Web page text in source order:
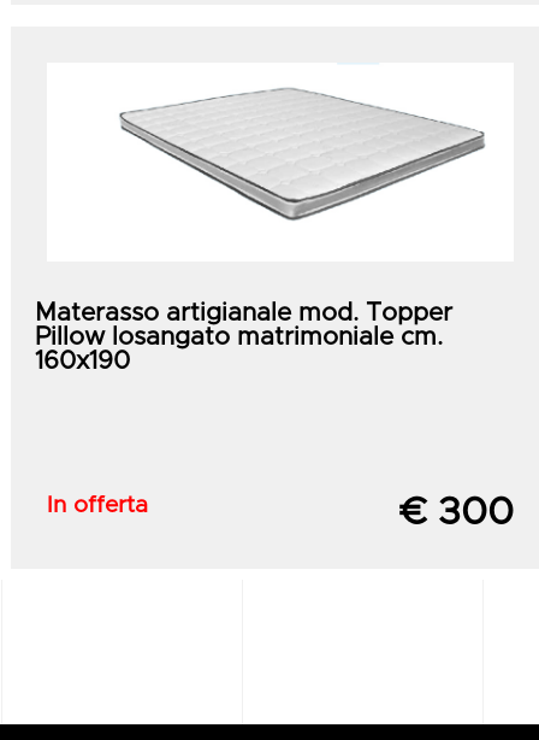
Materasso artigianale mod. Topper
Pillow losangato matrimoniale cm.
160x190
In offerta € 300